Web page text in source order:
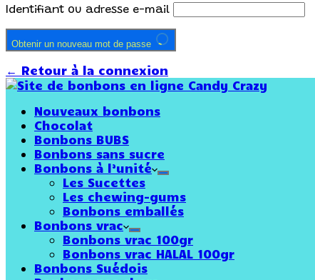
Identifiant ou adresse e-mail
Obtenir un nouveau mot de passe
← Retour à la connexion
Nouveaux bonbons
Chocolat
Bonbons BUBS
Bonbons sans sucre
Bonbons à l’unité
Les Sucettes
Les chewing-gums
Bonbons emballés
Bonbons vrac
Bonbons vrac 100gr
Bonbons vrac HALAL 100gr
Bonbons Suédois